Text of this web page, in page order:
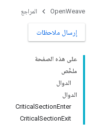
OpenWeave المراجع
إرسال ملاحظات
على هذه الصفحة
ملخّص
الدوال
الدوال
CriticalSectionEnter
CriticalSectionExit